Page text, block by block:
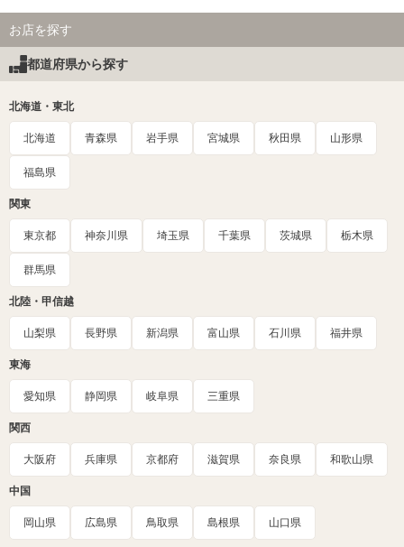
お店を探す
都道府県から探す
北海道・東北
北海道 青森県 岩手県 宮城県 秋田県 山形県
福島県
関東
東京都 神奈川県 埼玉県 千葉県 茨城県 栃木県
群馬県
北陸・甲信越
山梨県 長野県 新潟県 富山県 石川県 福井県
東海
愛知県 静岡県 岐阜県 三重県
関西
大阪府 兵庫県 京都府 滋賀県 奈良県 和歌山県
中国
岡山県 広島県 鳥取県 島根県 山口県